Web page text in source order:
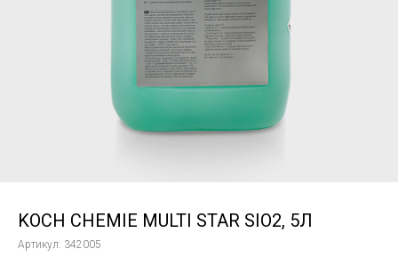
KOCH CHEMIE MULTI STAR SIO2, 5Л
Артикул: 342005